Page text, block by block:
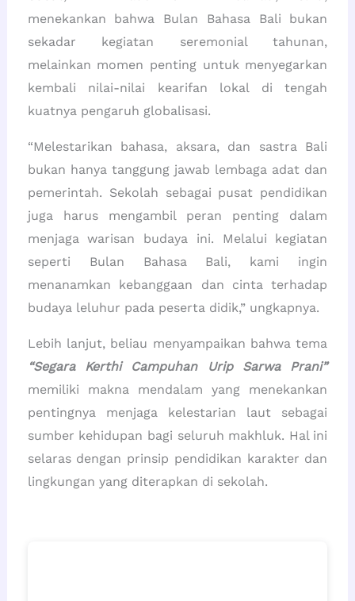
menekankan bahwa Bulan Bahasa Bali bukan
sekadar kegiatan seremonial tahunan,
melainkan momen penting untuk menyegarkan
kembali nilai-nilai kearifan lokal di tengah
kuatnya pengaruh globalisasi.
“Melestarikan bahasa, aksara, dan sastra Bali
bukan hanya tanggung jawab lembaga adat dan
pemerintah. Sekolah sebagai pusat pendidikan
juga harus mengambil peran penting dalam
menjaga warisan budaya ini. Melalui kegiatan
seperti Bulan Bahasa Bali, kami ingin
menanamkan kebanggaan dan cinta terhadap
budaya leluhur pada peserta didik,” ungkapnya.
Lebih lanjut, beliau menyampaikan bahwa tema
“Segara Kerthi Campuhan Urip Sarwa Prani”
memiliki makna mendalam yang menekankan
pentingnya menjaga kelestarian laut sebagai
sumber kehidupan bagi seluruh makhluk. Hal ini
selaras dengan prinsip pendidikan karakter dan
lingkungan yang diterapkan di sekolah.